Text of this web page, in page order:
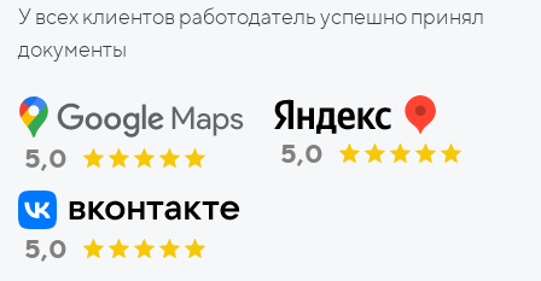
У всех клиентов работодатель успешно принял
документы
5,0 5,0
5,0